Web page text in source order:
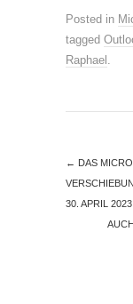
Posted in
tagged
Raphael .
← DAS
30. APRIL 2023